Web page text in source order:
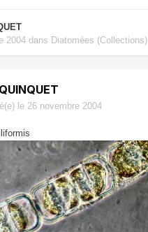
2004 dans Diatomées (Collections)
le 26 novembre 2004